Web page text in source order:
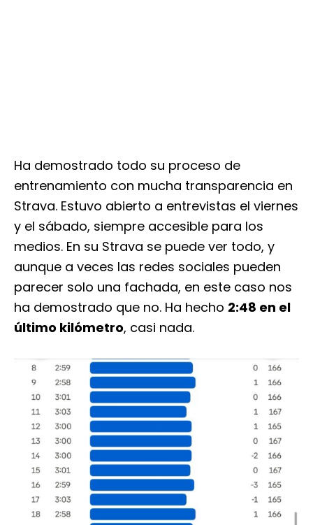
Ha demostrado todo su proceso de
entrenamiento con mucha transparencia en
Strava. Estuvo abierto a entrevistas el viernes
y el sábado, siempre accesible para los
medios. En su Strava se puede ver todo, y
aunque a veces las redes sociales pueden
parecer solo una fachada, en este caso nos
ha demostrado que no. Ha hecho 2:48 en el
último kilómetro, casi nada.